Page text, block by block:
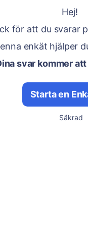
Hej!
för att du svarar
enkät hjälper
svar kommer
Starta en
Säkrad